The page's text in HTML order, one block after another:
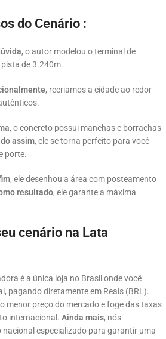
do Cenário :
, o autor modelou o terminal de
de 3.240m.
, recriamos a cidade ao redor
.
, o concreto possui manchas e borrachas
assim, ele se torna perfeito para você
porte.
, ele desenhou a área com posteamento
resultado, ele garante a máxima
cenário na Lata
é a única loja no Brasil onde você
pagando diretamente em Reais (BRL).
menor preço do mercado e foge das taxas
internacional. Ainda mais, nós
especializado para garantir uma